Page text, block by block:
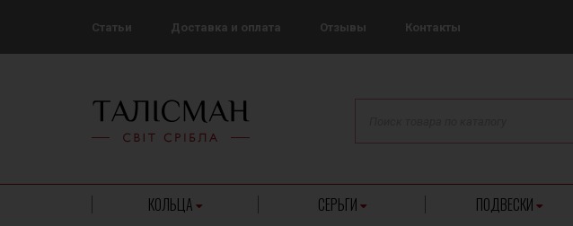
Статьи Доставка и оплата Отзывы Контакты
КОЛЬЦА СЕРЬГИ ПОДВЕСКИ